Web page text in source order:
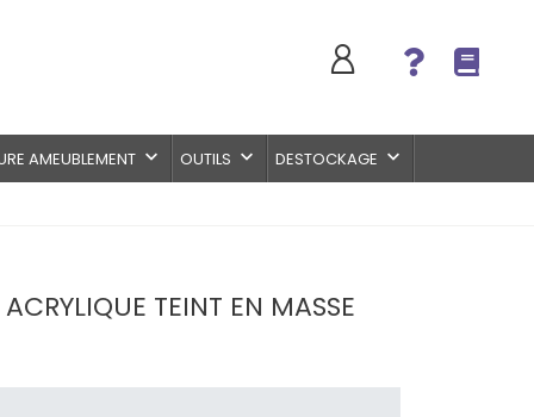
AMEUBLEMENT keyboard_arrow_down OUTILS keyboard_arrow_down DESTOCKAGE keyboard_arrow_down
TEINT EN MASSE